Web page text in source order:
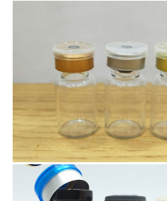
ス
場